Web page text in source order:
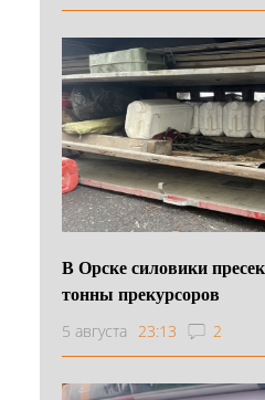
В Орске силовики
тонны прекурсоров
5 августа 23:13 2